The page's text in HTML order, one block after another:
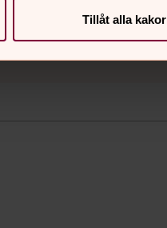
Tillåt alla kakor